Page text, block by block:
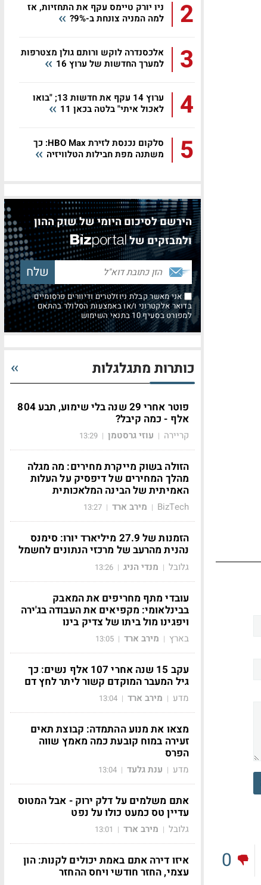
0
2
ניו יורק טיימס עקף את התחזיות, אז
למה המניה צונחת ב-9%?
3
אלכסנדרה לוקש ורותם גולן מצטרפות
למערך החדשות של ערוץ 16
4
ערוץ 14 עקף את חדשות 13; "בואו
לאכול איתי" בלטה בכאן 11
5
סלקום נכנסת לזירת HBO Max: כך
משתנה מפת חבילות הטלוויזיה
הירשם לסיכום היומי של שוק ההון
ולמבזקים של
אני מאשר קבלת ניוזלטרים ודיוורים פרסומיים
בדואר אלקטרוני ו/או באמצעות הסלולר בהתאם
למפורט בסעיף 10 בתנאי השימוש
כותרות מתגלגלות
פוטר אחרי 29 שנה בלי שימוע, תבע 804
אלף - כמה קיבל?
קריירה | עוזי גרסטמן |
13:29
הזולה בשוק מייקרת מחירים: מה מגלה
מהלך המחירים של דיפסיק על העלות
האמיתית של הבינה המלאכותית
BizTech
| מירב ארד |
13:27
הזמנות של 27.9 מיליארד יורו: סימנס
נהנית מהרעב של מרכזי הנתונים לחשמל
גלובל | מנדי הניג |
13:26
עובדי מתף מחריפים את המאבק
בבינלאומי: מקפיאים את העבודה בג'ירה
ויפגינו מול ביתו של צדיק בינו
בארץ | מירב ארד |
13:05
עקב 15 שנה אחרי 107 אלף נשים: כך
גיל המעבר המוקדם קשור ליתר לחץ דם
מדע | מירב ארד |
13:04
מצאו את מנוע ההתמדה: קבוצת תאים
זעירה במוח קובעת כמה מאמץ שווה
הפרס
מדע | ענת גלעד |
13:04
אתם משלמים על דלק ירוק - אבל המטוס
עדיין טס כמעט כולו על נפט
גלובל | מירב ארד |
13:01
איזו דירה אתם באמת יכולים לקנות: הון
עצמי, החזר חודשי ויחס ההחזר